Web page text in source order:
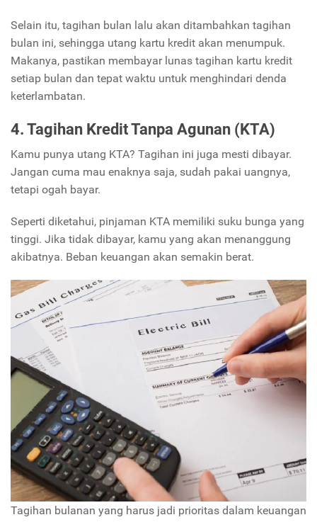
Selain itu, tagihan bulan lalu akan ditambahkan tagihan
bulan ini, sehingga utang kartu kredit akan menumpuk.
Makanya, pastikan membayar lunas tagihan kartu kredit
setiap bulan dan tepat waktu untuk menghindari denda
keterlambatan.
4. Tagihan Kredit Tanpa Agunan (KTA)
Kamu punya utang KTA? Tagihan ini juga mesti dibayar.
Jangan cuma mau enaknya saja, sudah pakai uangnya,
tetapi ogah bayar.
Seperti diketahui, pinjaman KTA memiliki suku bunga yang
tinggi. Jika tidak dibayar, kamu yang akan menanggung
akibatnya. Beban keuangan akan semakin berat.
Tagihan bulanan yang harus jadi prioritas dalam keuangan